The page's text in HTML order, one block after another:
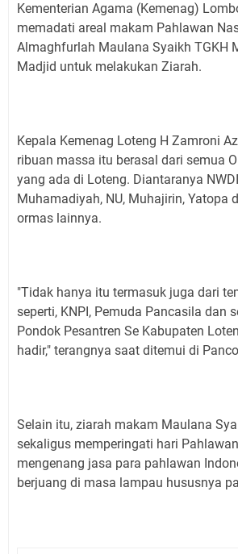
Kementerian Agama (Kemenag)
memadati areal makam Pahlawan
Almaghfurlah Maulana Syaikh TGKH
Madjid untuk melakukan Ziarah.
Kepala Kemenag Loteng H Zamroni
ribuan massa itu berasal dari semua
yang ada di Loteng. Diantaranya
Muhamadiyah, NU, Muhajirin, Yatopa
ormas lainnya.
"Tidak hanya itu termasuk juga dari
seperti, KNPI, Pemuda Pancasila dan
Pondok Pesantren Se Kabupaten
hadir," terangnya saat ditemui di
Selain itu, ziarah makam Maulana
sekaligus memperingati hari
mengenang jasa para pahlawan
berjuang di masa lampau hususnya